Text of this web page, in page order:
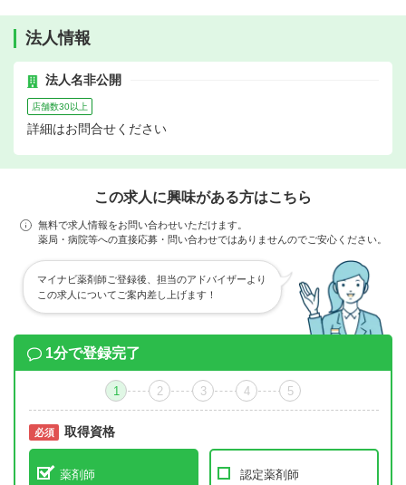
法人情報
法人名非公開
店舗数30以上
詳細はお問合せください
この求人に興味がある方はこちら
無料で求人情報をお問い合わせいただけます。
薬局・病院等への直接応募・問い合わせではありませんのでご安心ください。
マイナビ薬剤師ご登録後、担当のアドバイザーより
この求人についてご案内差し上げます！
1分で登録完了
1 2 3 4 5
必須 取得資格
薬剤師 認定薬剤師